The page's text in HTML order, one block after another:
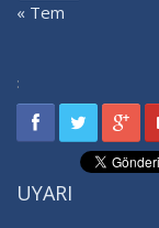
« Tem
:
UYARI